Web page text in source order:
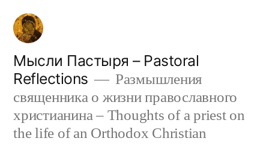
Skip
content
Мысли Пастыря – Pastoral
Reflections
Размышления
священника о жизни православного
христианина – Thoughts of a priest on
the life of an Orthodox Christian